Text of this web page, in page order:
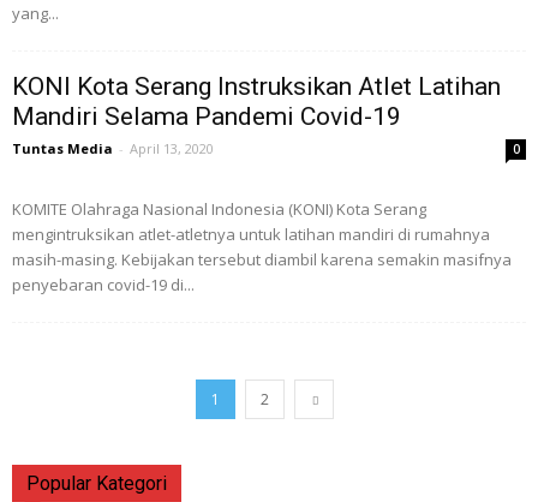
yang...
KONI Kota Serang Instruksikan Atlet Latihan
Mandiri Selama Pandemi Covid-19
Tuntas Media - April 13, 2020 0
KOMITE Olahraga Nasional Indonesia (KONI) Kota Serang
mengintruksikan atlet-atletnya untuk latihan mandiri di rumahnya
masih-masing. Kebijakan tersebut diambil karena semakin masifnya
penyebaran covid-19 di...
1 2
Popular Kategori